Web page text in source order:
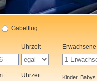
Gabelflug
Uhrzeit
Uhrzeit
Erwachsene
Kinder, Babys